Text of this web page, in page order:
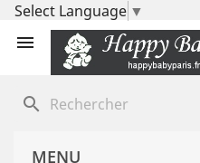
Select Language ▼

search
MENU